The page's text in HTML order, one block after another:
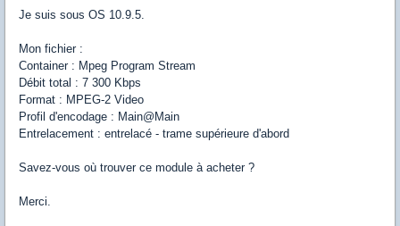
Je suis sous OS 10.9.5.
Mon fichier :
Container : Mpeg Program Stream
Débit total : 7 300 Kbps
Format : MPEG-2 Video
Profil d'encodage : Main@Main
Entrelacement : entrelacé - trame supérieure d'abord
Savez-vous où trouver ce module à acheter ?
Merci.